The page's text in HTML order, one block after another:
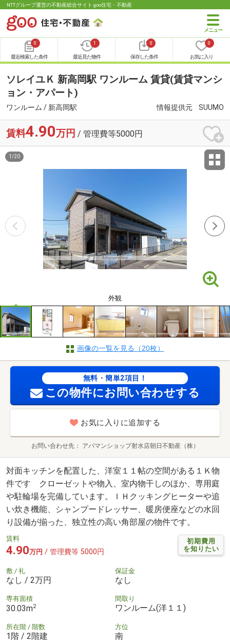
NTTグループ運営の不動産総合サイト goo住宅・不動産
0
最近検索した条件
1
最近見た物件
0
保存した条件
0
お気に入り
ソレイユＫ 新高岡駅 ワンルーム 賃貸(賃貸マンシ
ョン・アパート)
ワンルーム / 新高岡駅 情報提供元 SUUMO
賃料4.90万円 / 管理費等5000円
外観
1 /20
画像の一覧を見る（20枚）
無料・簡単2項目！
この物件にお問い合わせする
お気に入りに追加する
お問い合わせ先 アパマンショップ射水店朝日不動産（株）
対面キッチンを配置した、洋室１１帖の空間がある１Ｋ物
件です クローゼットや物入、室内物干しのほか、専用庭
や駐輪場を完備しています。ＩＨクッキングヒーターや追
い炊き機能、シャンプードレッサー、暖房便座などの水回
り設備が揃った、独立性の高い角部屋の物件です。
初期費用
を知りたい
賃料
4.90万円 / 管理費等 5000円
敷 / 礼
なし / 2万円
保証金
なし
専有面積
30.03m2
間取り
ワンルーム(洋１１)
所在階 / 階数
1階 / 2階建
方位
南